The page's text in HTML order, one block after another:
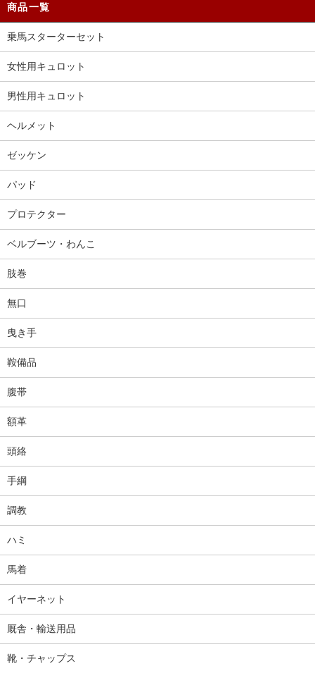
商品一覧
乗馬スターターセット
女性用キュロット
男性用キュロット
ヘルメット
ゼッケン
パッド
プロテクター
ベルブーツ・わんこ
肢巻
無口
曳き手
鞍備品
腹帯
額革
頭絡
手綱
調教
ハミ
馬着
イヤーネット
厩舎・輸送用品
靴・チャップス